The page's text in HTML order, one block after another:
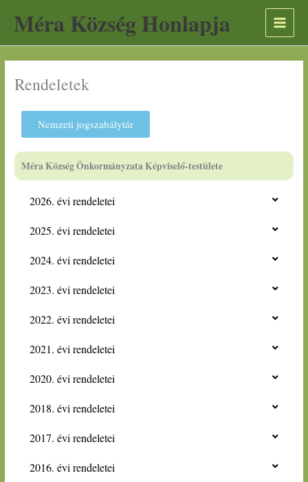
Méra Község Honlapja
Rendeletek
Nemzeti jogszabálytár
Méra Község Önkormányzata Képviselő-testülete
2026. évi rendeletei
2025. évi rendeletei
2024. évi rendeletei
2023. évi rendeletei
2022. évi rendeletei
2021. évi rendeletei
2020. évi rendeletei
2018. évi rendeletei
2017. évi rendeletei
2016. évi rendeletei
r
c
h
m